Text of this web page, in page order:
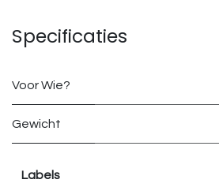
Specificaties
Voor Wie?
Gewicht
Labels